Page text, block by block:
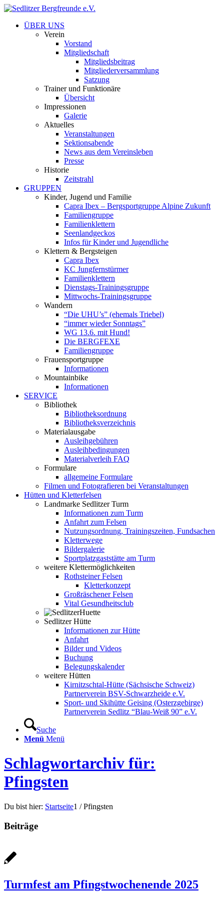
ÜBER UNS
Verein
Vorstand
Mitgliedschaft
Mitgliedsbeitrag
Mitgliederversammlung
Satzung
Trainer und Funktionäre
Übersicht
Impressionen
Galerie
Aktuelles
Veranstaltungen
Sektionsabende
News aus dem Vereinsleben
Presse
Historie
Zeitstrahl
GRUPPEN
Kinder, Jugend und Familie
Capra Ibex – Bergsportgruppe Alpine Zukunft
Familiengruppe
Familienklettern
Seenlandgeckos
Infos für Kinder und Jugendliche
Klettern & Bergsteigen
Capra Ibex
KC Jungfernstürmer
Familienklettern
Dienstags-Trainingsgruppe
Mittwochs-Trainingsgruppe
Wandern
“Die UHU’s” (ehemals Triebel)
“immer wieder Sonntags”
WG 13.6. mit Hund!
Die BERGFEXE
Familiengruppe
Frauensportgruppe
Informationen
Mountainbike
Informationen
SERVICE
Bibliothek
Bibliotheksordnung
Bibliotheksverzeichnis
Materialausgabe
Ausleihgebühren
Ausleihbedingungen
Materialverleih FAQ
Formulare
allgemeine Formulare
Filmen und Fotografieren bei Veranstaltungen
Hütten und Kletterfelsen
Landmarke Sedlitzer Turm
Informationen zum Turm
Anfahrt zum Felsen
Nutzungsordnung, Trainingszeiten, Fundsachen
Kletterwege
Bildergalerie
Sportplatzgaststätte am Turm
weitere Klettermöglichkeiten
Rothsteiner Felsen
Kletterkonzept
Großräschener Felsen
Vital Gesundheitsclub
Sedlitzer Hütte
Informationen zur Hütte
Anfahrt
Bilder und Videos
Buchung
Belegungskalender
weitere Hütten
Kirnitzschtal-Hütte (Sächsische Schweiz)
Partnerverein BSV-Schwarzheide e.V.
Sport- und Skihütte Geising (Osterzgebirge)
Partnerverein Sedlitz “Blau-Weiß 90” e.V.
Suche
Menü Menü
Schlagwortarchiv für:
Pfingsten
Du bist hier: Startseite1 / Pfingsten
Beiträge
Turmfest am Pfingstwochenende 2025